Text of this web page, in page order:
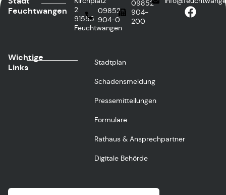
Feuchtwangen
2
91555
Feuchtwangen
09852
904-0
09852
904-
200
Wichtige
Links
Stadtplan
Schadensmeldung
Pressemitteilungen
Formulare
Rathaus & Ansprechpartner
Digitale Behörde